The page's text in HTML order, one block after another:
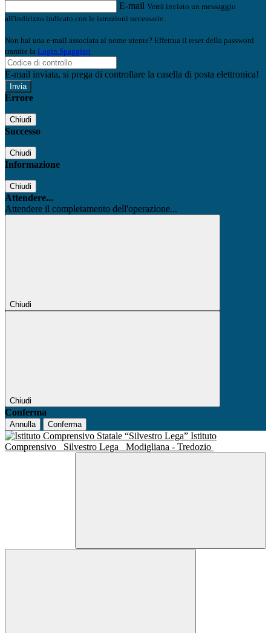
E-mail Verrà inviato un messaggio
all'indirizzo indicato con le istruzioni necessarie.
Non hai una e-mail associata al nome utente? Effettua il reset della password
tramite la Login Spaggiari
E-mail inviata, si prega di controllare la casella di posta elettronica!
Errore
Chiudi
Successo
Chiudi
Informazione
Chiudi
Attendere...
Attendere il completamento dell'operazione...
Chiudi
Chiudi
Conferma
Annulla Conferma
Istituto
Comprensivo
Silvestro Lega Modigliana - Tredozio